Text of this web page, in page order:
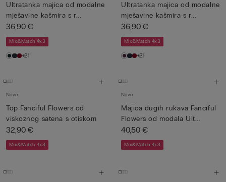
Ultratanka majica od modalne
mješavine kašmira s r...
36,90 €
Mix&Match 4x3
+21
Ultratanka majica od modalne
mješavine kašmira s r...
36,90 €
Mix&Match 4x3
+21
Novo
Top Fanciful Flowers od
viskoznog satena s otiskom
32,90 €
Mix&Match 4x3
Novo
Majica dugih rukava Fanciful
Flowers od modala Ult...
40,50 €
Mix&Match 4x3